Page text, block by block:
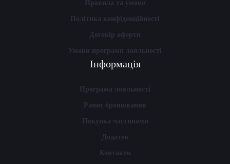
Правила та умови
Політика конфіденційності
Договір оферти
Умови програми лояльності
Інформація
Програма лояльності
Раннє бронювання
Покупка частинами
Додаток
Контакти